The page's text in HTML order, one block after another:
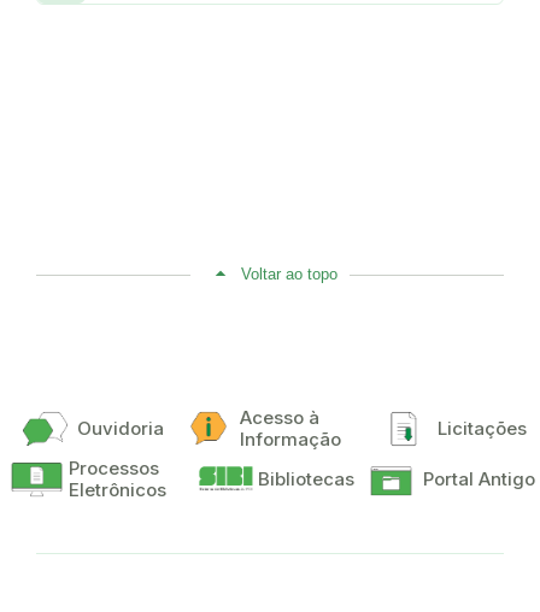
Voltar ao topo
Ouvidoria
Acesso à
Informação
Licitações
Processos
Eletrônicos
Bibliotecas Portal Antigo